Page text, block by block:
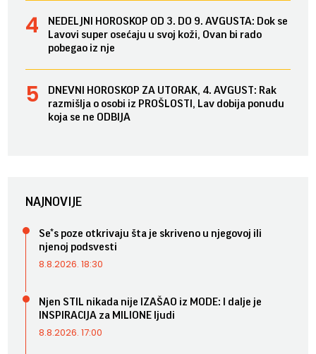
NEDELJNI HOROSKOP OD 3. DO 9. AVGUSTA: Dok se
Lavovi super osećaju u svoj koži, Ovan bi rado
pobegao iz nje
DNEVNI HOROSKOP ZA UTORAK, 4. AVGUST: Rak
razmišlja o osobi iz PROŠLOSTI, Lav dobija ponudu
koja se ne ODBIJA
NAJNOVIJE
Se*s poze otkrivaju šta je skriveno u njegovoj ili
njenoj podsvesti
8.8.2026. 18:30
Njen STIL nikada nije IZAŠAO iz MODE: I dalje je
INSPIRACIJA za MILIONE ljudi
8.8.2026. 17:00